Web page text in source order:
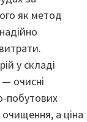
як метод
у складі
очисні
побутових
а ціна